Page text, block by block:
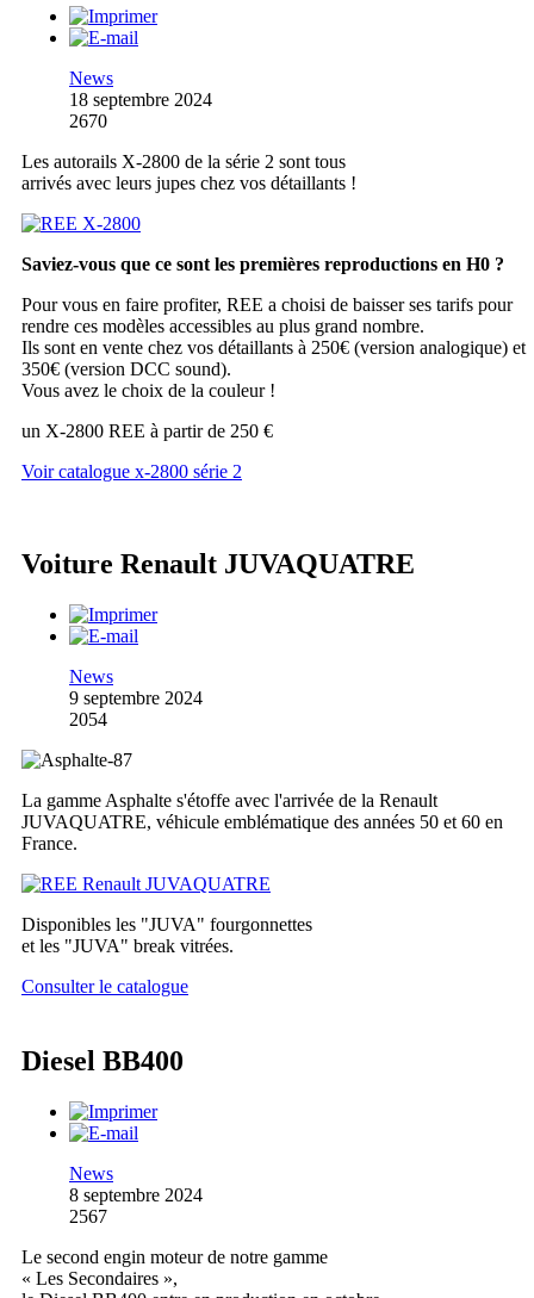
News
18 septembre 2024
2670
Les autorails X-2800 de la série 2 sont tous
arrivés avec leurs jupes chez vos détaillants !
Saviez-vous que ce sont les premières reproductions en H0 ?
Pour vous en faire profiter, REE a choisi de baisser ses tarifs pour
rendre ces modèles accessibles au plus grand nombre.
Ils sont en vente chez vos détaillants à 250€ (version analogique) et
350€ (version DCC sound).
Vous avez le choix de la couleur !
un X-2800 REE à partir de 250 €
Voir catalogue x-2800 série 2
Voiture Renault JUVAQUATRE
News
9 septembre 2024
2054
La gamme Asphalte s'étoffe avec l'arrivée de la Renault
JUVAQUATRE, véhicule emblématique des années 50 et 60 en
France.
Disponibles les "JUVA" fourgonnettes
et les "JUVA" break vitrées.
Consulter le catalogue
Diesel BB400
News
8 septembre 2024
2567
Le second engin moteur de notre gamme
« Les Secondaires »,